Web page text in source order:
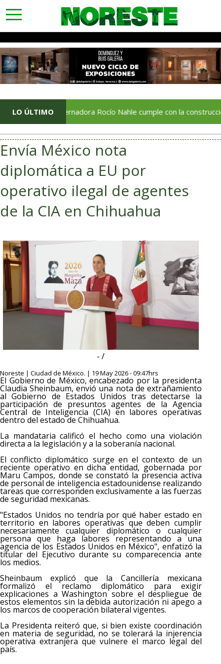
toggle
navigation
LO ÚLTIMO
Gobernadora Rocío Nahle cumple con la construcción del
Envía México nota
diplomática a EU por
operativo ilegal de agentes
de la CIA en Chihuahua
- /
Noreste | Ciudad de México. | 19 May 2026 - 09:47hrs
El Gobierno de México, encabezado por la presidenta
Claudia Sheinbaum, envió una nota de extrañamiento
al Gobierno de Estados Unidos tras detectarse la
participación de presuntos agentes de la Agencia
Central de Inteligencia (CIA) en labores operativas
dentro del estado de Chihuahua.
La mandataria calificó el hecho como una violación
directa a la legislación y a la soberanía nacional.
El conflicto diplomático surge en el contexto de un
reciente operativo en dicha entidad, gobernada por
Maru Campos, donde se constató la presencia activa
de personal de inteligencia estadounidense realizando
tareas que corresponden exclusivamente a las fuerzas
de seguridad mexicanas.
"Estados Unidos no tendría por qué haber estado en
territorio en labores operativas que deben cumplir
necesariamente cualquier diplomático o cualquier
persona que haga labores representando a una
agencia de los Estados Unidos en México", enfatizó la
titular del Ejecutivo durante su comparecencia ante
los medios.
Sheinbaum explicó que la Cancillería mexicana
formalizó el reclamo diplomático para exigir
explicaciones a Washington sobre el despliegue de
estos elementos sin la debida autorización ni apego a
los marcos de cooperación bilateral vigentes.
La Presidenta reiteró que, si bien existe coordinación
en materia de seguridad, no se tolerará la injerencia
operativa extranjera que vulnere el marco legal del
país.